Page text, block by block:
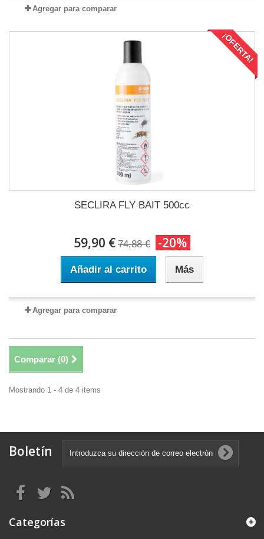
Agregar para comparar
¡OFERTA!
SECLIRA FLY BAIT 500cc
59,90 € 74,88 € -20%
Añadir al carrito Más
Agregar para comparar
Comparar (0)
Mostrando 1 - 4 de 4 items
Boletín
Categorías